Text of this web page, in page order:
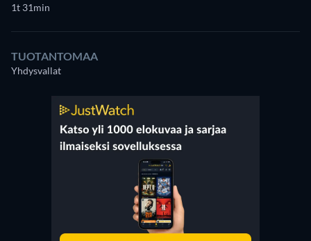
1t 31min
TUOTANTOMAA
Yhdysvallat